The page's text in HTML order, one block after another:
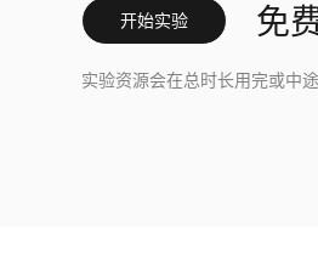
开始实验 免
实验资源会在总时长用完或中